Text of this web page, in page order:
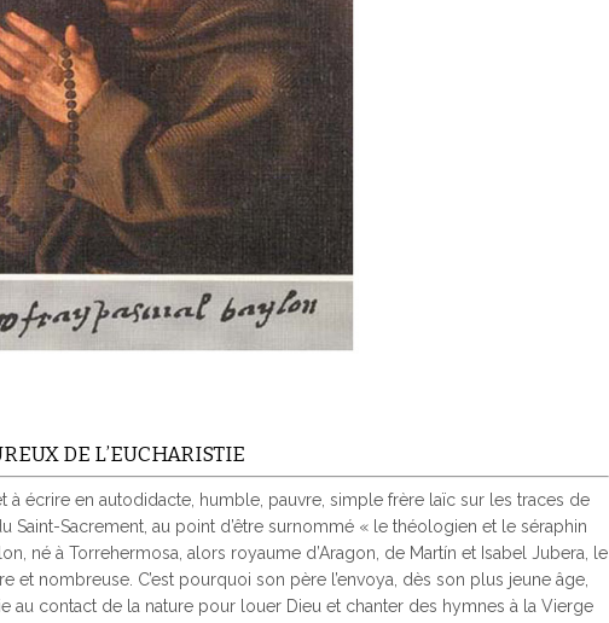
DE L’EUCHARISTIE
à écrire en autodidacte, humble, pauvre, simple frère laïc sur les traces de
Saint-Sacrement, au point d’être surnommé « le théologien et le séraphin
né à Torrehermosa, alors royaume d’Aragon, de Martín et Isabel Jubera, le
et nombreuse. C’est pourquoi son père l’envoya, dès son plus jeune âge,
au contact de la nature pour louer Dieu et chanter des hymnes à la Vierge